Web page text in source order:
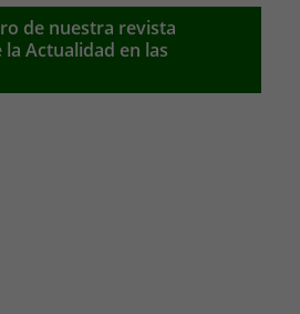
de nuestra revista
la Actualidad en las